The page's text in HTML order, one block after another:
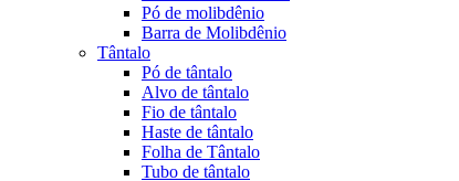
Pó de molibdênio
Barra de Molibdênio
Tântalo
Pó de tântalo
Alvo de tântalo
Fio de tântalo
Haste de tântalo
Folha de Tântalo
Tubo de tântalo